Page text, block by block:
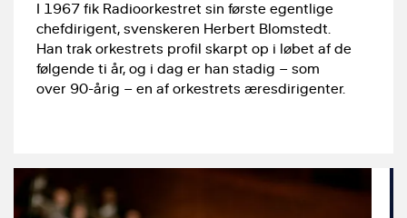
I 1967 fik Radioorkestret sin første egentlige
chefdirigent, svenskeren Herbert Blomstedt.
Han trak orkestrets profil skarpt op i løbet af de
følgende ti år, og i dag er han stadig – som
over 90-årig – en af orkestrets æresdirigenter.